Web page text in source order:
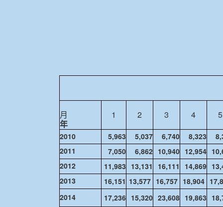
月
年
1 2 3 4 5
2010 5,963 5,037 6,740 8,323
2011
7,050 6,862 10,940 12,954
2012
11,983 13,131 16,111 14,869
2013
16,151 13,577 16,757 18,904
2014
17,236 15,320 23,608 19,863